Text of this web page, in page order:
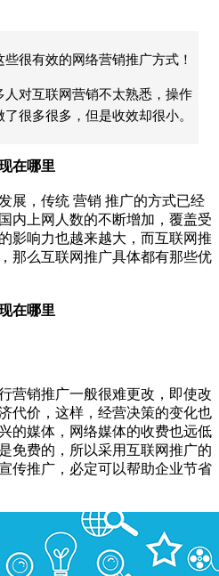
很有效的网络营销推广方式！
人对互联网营销不太熟悉，操作
很多很多，但是收效却很小。
在哪里
展，传统 营销 推广的方式已经
内上网人数的不断增加，覆盖受
的影响力也越来越大，而互联网推
那么互联网推广具体都有那些优
在哪里
销推广一般很难更改，即使改
代价，这样，经营决策的变化也
的媒体，网络媒体的收费也远低
免费的，所以采用互联网推广的
传推广，必定可以帮助企业节省